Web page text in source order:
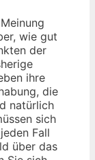
wie gut
der
ihre
die
natürlich
sich
Fall
über das